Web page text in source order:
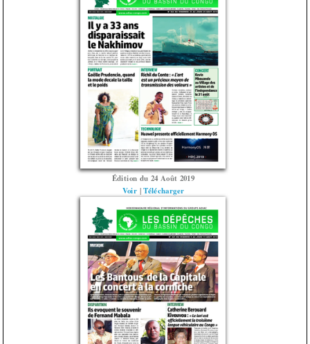
Édition du 24 Août 2019
Voir |Télécharger